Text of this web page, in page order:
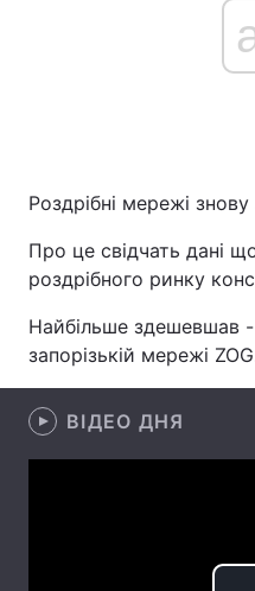
Головна
Україна
Економіка
Спорт
Роздрібні мережі
Про це свідчать дані
роздрібного ринку
Найбільше здешевшав
запорізькій мережі
ВІДЕО ДНЯ